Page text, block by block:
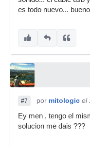
es todo nuevo...
#7 por mitologic el
Ey men , tengo el
solucion me dais ???